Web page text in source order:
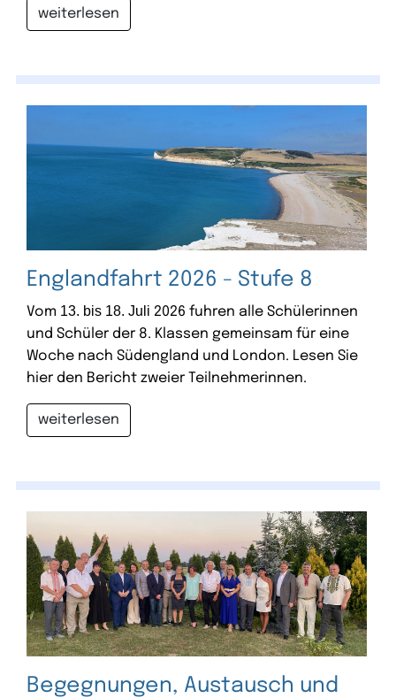
weiterlesen
Englandfahrt 2026 - Stufe 8
Vom 13. bis 18. Juli 2026 fuhren alle Schülerinnen
und Schüler der 8. Klassen gemeinsam für eine
Woche nach Südengland und London. Lesen Sie
hier den Bericht zweier Teilnehmerinnen.
weiterlesen
Begegnungen, Austausch und